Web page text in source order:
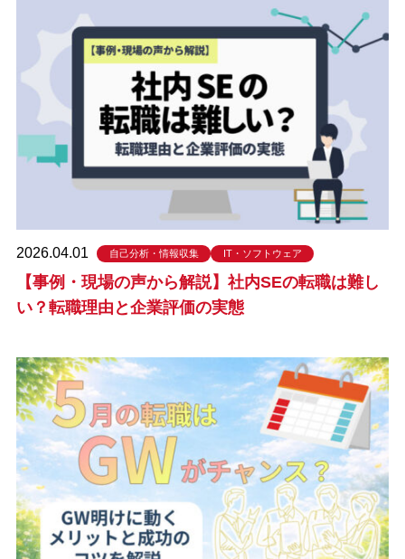
2026.04.01 自己分析・情報収集 IT・ソフトウェア
【事例・現場の声から解説】社内SEの転職は難し
い？転職理由と企業評価の実態